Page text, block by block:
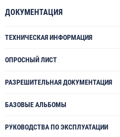
ДОКУМЕНТАЦИЯ
ТЕХНИЧЕСКАЯ ИНФОРМАЦИЯ
ОПРОСНЫЙ ЛИСТ
РАЗРЕШИТЕЛЬНАЯ ДОКУМЕНТАЦИЯ
БАЗОВЫЕ АЛЬБОМЫ
РУКОВОДСТВА ПО ЭКСПЛУАТАЦИИ